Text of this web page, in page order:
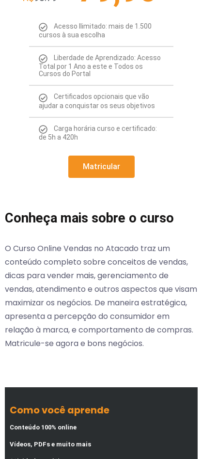
Acesso Ilimitado: mais de 1.500
cursos à sua escolha
Liberdade de Aprendizado: Acesso
Total por 1 Ano a este e Todos os
Cursos do Portal
Certificados opcionais que vão
ajudar a conquistar os seus objetivos
Carga horária curso e certificado:
de 5h a 420h
Matricular
Conheça mais sobre o curso
O Curso Online Vendas no Atacado traz um
conteúdo completo sobre conceitos de vendas,
dicas para vender mais, gerenciamento de
vendas, atendimento e outros aspectos que visam
maximizar os negócios. De maneira estratégica,
apresenta a percepção do consumidor em
relação à marca, e comportamento de compras.
Matricule-se agora e bons negócios.
Como você aprende
Conteúdo 100% online
Vídeos, PDFs e muito mais